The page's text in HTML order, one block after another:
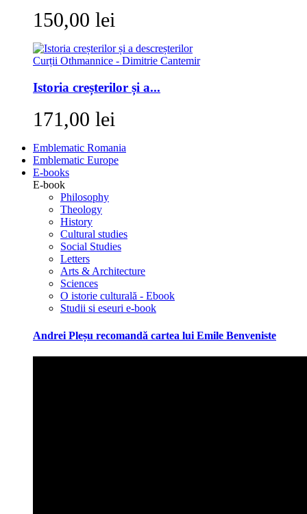
150,00 lei
Istoria creșterilor și a...
171,00 lei
Emblematic Romania
Emblematic Europe
E-books
E-book
Philosophy
Theology
History
Cultural studies
Social Studies
Letters
Arts & Architecture
Sciences
O istorie culturală - Ebook
Studii si eseuri e-book
Andrei Pleșu recomandă cartea lui Emile Benveniste